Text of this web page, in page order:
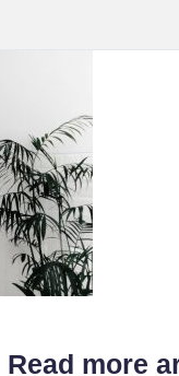
Read more